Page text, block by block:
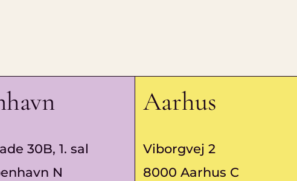
30B, 1. sal
N
Aarhus
Viborgvej 2
8000 Aarhus C